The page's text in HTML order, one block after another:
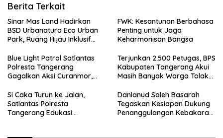
Berita Terkait
Sinar Mas Land Hadirkan
BSD Urbanatura Eco Urban
Park, Ruang Hijau Inklusif
FWK: Kesantunan Berbahasa
Penting untuk Jaga
Keharmonisan Bangsa
Blue Light Patrol Satlantas
Polresta Tangerang
Gagalkan Aksi Curanmor,
Diamankan
Terjunkan 2.500 Petugas, BPS
Kabupaten Tangerang Akui
Masih Banyak Warga Tolak
Si Caka Turun ke Jalan,
Satlantas Polresta
Tangerang Edukasi
Danlanud Saleh Basarah
Tegaskan Kesiapan Dukung
Penanggulangan Kebakaran